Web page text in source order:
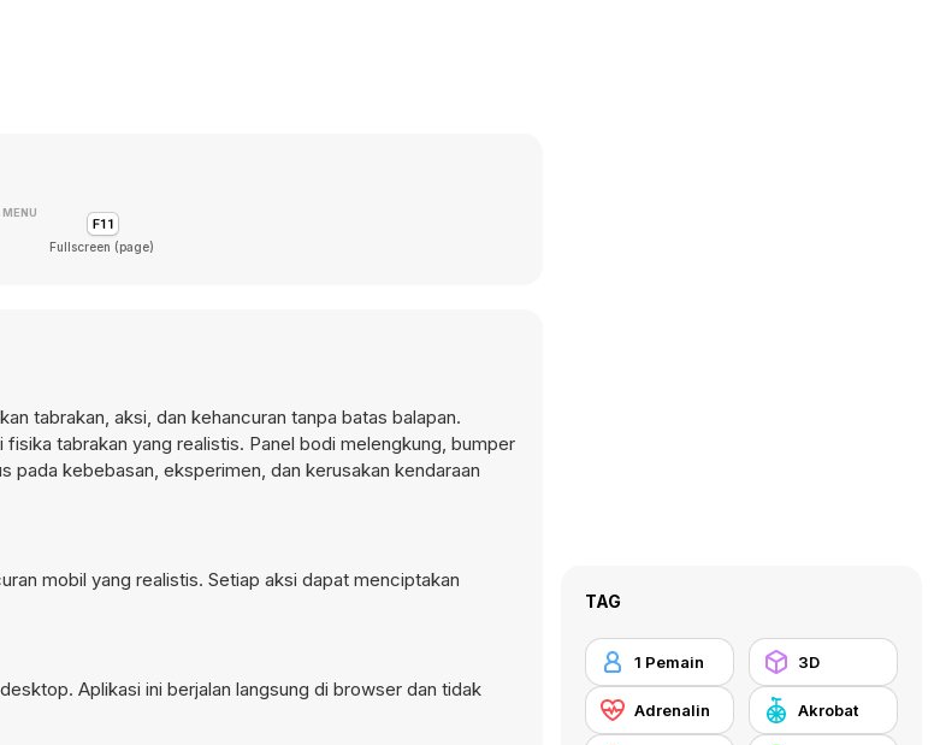
Fullscreen (page)
tabrakan, aksi, dan kehancuran tanpa batas balapan.
tabrakan yang realistis. Panel bodi melengkung, bumper
kebebasan, eksperimen, dan kerusakan kendaraan
mobil yang realistis. Setiap aksi dapat menciptakan
Aplikasi ini berjalan langsung di browser dan tidak
TAG
1 Pemain 3D
Adrenalin Akrobat